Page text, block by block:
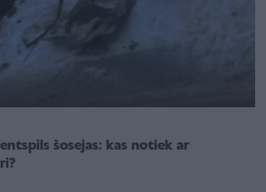
šosejas: kas notiek ar